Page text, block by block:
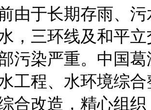
于长期存雨、污
，三环线及和平
污染严重。中国
工程、水环境综
合改造，精心组